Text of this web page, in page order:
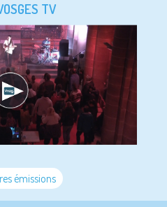
TV
émissions